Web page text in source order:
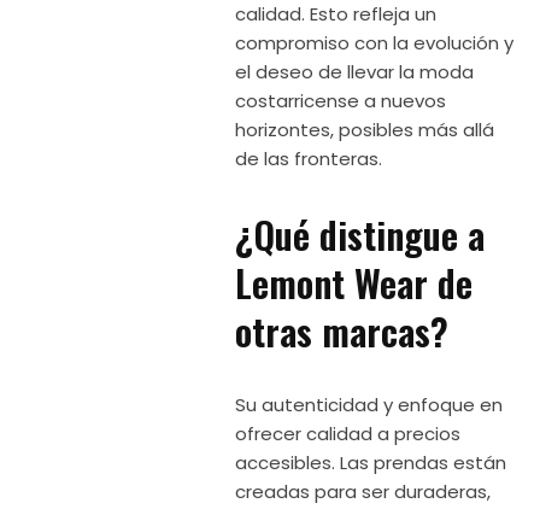
calidad. Esto refleja un
compromiso con la evolución y
el deseo de llevar la moda
costarricense a nuevos
horizontes, posibles más allá
de las fronteras.
¿Qué distingue a
Lemont Wear de
otras marcas?
Su autenticidad y enfoque en
ofrecer calidad a precios
accesibles. Las prendas están
creadas para ser duraderas,